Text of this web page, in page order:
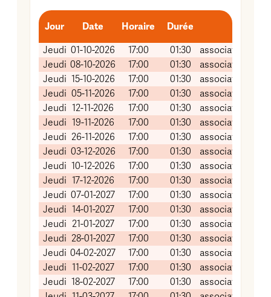
Jour Date Horaire Durée
Jeudi 01-10-2026 17:00 01:30
association
Jeudi 08-10-2026 17:00 01:30
association
Jeudi 15-10-2026 17:00 01:30
association
Jeudi 05-11-2026 17:00 01:30
association
Jeudi 12-11-2026 17:00 01:30
association
Jeudi 19-11-2026 17:00 01:30
association
Jeudi 26-11-2026 17:00 01:30
association
Jeudi 03-12-2026 17:00 01:30
association
Jeudi 10-12-2026 17:00 01:30
association
Jeudi 17-12-2026 17:00 01:30
association
Jeudi 07-01-2027 17:00 01:30
association
Jeudi 14-01-2027 17:00 01:30
association
Jeudi 21-01-2027 17:00 01:30
association
Jeudi 28-01-2027 17:00 01:30
association
Jeudi 04-02-2027 17:00 01:30
association
Jeudi 11-02-2027 17:00 01:30
association
Jeudi 18-02-2027 17:00 01:30
association